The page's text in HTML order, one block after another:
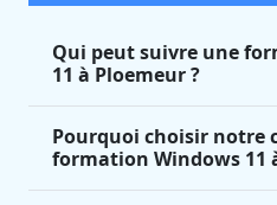
Qui peut suivre une
11 à Ploemeur ?
Pourquoi choisir notre
formation Windows 11